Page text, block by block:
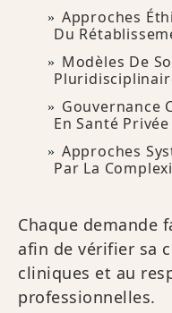
Approches
Du
Modèles De
Gouvernance
En Santé Privée
Approches
Par La
Chaque demande
afin de vérifier sa
cliniques et au
professionnelles.